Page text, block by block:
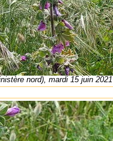
nord), mardi 15 juin 2021